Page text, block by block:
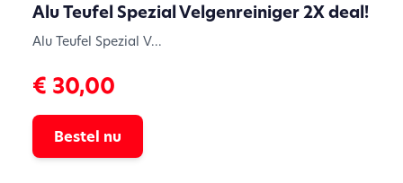
Alu Teufel Spezial Velgenreiniger 2X deal!
Alu Teufel Spezial V...
€ 30,00
Bestel nu